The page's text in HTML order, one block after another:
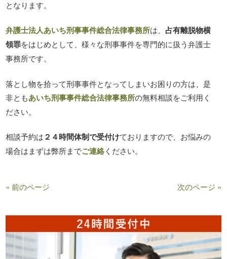
となります。
弁護士法人あいち刑事事件総合法律事務所は、占有離脱物横
領罪をはじめとして、様々な刑事事件を専門的に扱う弁護士
事務所です。
落とし物を拾って刑事事件となってしまいお困りの方は、是
非ともあいち刑事事件総合法律事務所の無料相談をご利用く
ださい。
相談予約は２４時間体制で受付けておりますので、お悩みの
場合はまずは弊所までご連絡ください。
« 前のページ 次のページ »